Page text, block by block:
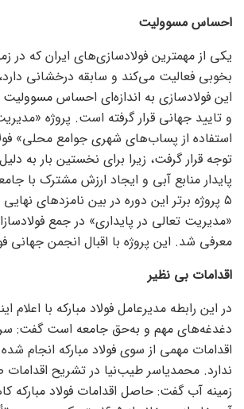
احساس مسوولیت
یکی از مهمترین فولادسازی‌های ایران که در
بخوبی فعالیت می‌کند و سابقه درخشانی
این فولادسازی به اندازه‌ای احساس مسوولیت
و تایید جهانی قرار گرفته است. پروژه
استفاده از پساب‌های شهری جوامع محلی»
توجه قرار گرفت، زیرا برای نخستین بار به
پایدار منابع آبی و ایجاد ارزش مشترک با
۵ پروژه برتر این دوره در بین نامزد‌های
«مدیریت تعالی در پایداری» در جمع
معرفی شد. این پروژه با اقبال انجمن جهانی
اقدامات بی نظیر
در این رابطه مدیرعامل فولاد مبارکه با
دغدغه‌های مهم و به‌حق جامعه است گفت:
اقدامات مهمی از سوی فولاد مبارکه انجام
ندارد. محمدیاسر طیب‌نیا در تشریح اقدامات
زمینه آب گفت: حاصل اقدامات فولاد مبارکه